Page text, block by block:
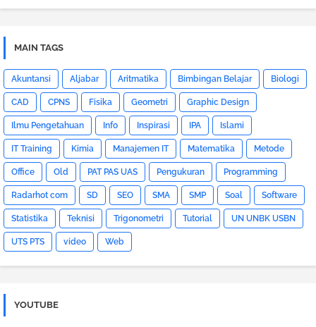
MAIN TAGS
Akuntansi Aljabar Aritmatika Bimbingan Belajar Biologi
CAD CPNS Fisika Geometri Graphic Design
Ilmu Pengetahuan Info Inspirasi IPA Islami
IT Training Kimia Manajemen IT Matematika Metode
Office Old PAT PAS UAS Pengukuran Programming
Radarhot com SD SEO SMA SMP Soal Software
Statistika Teknisi Trigonometri Tutorial UN UNBK USBN
UTS PTS video Web
YOUTUBE